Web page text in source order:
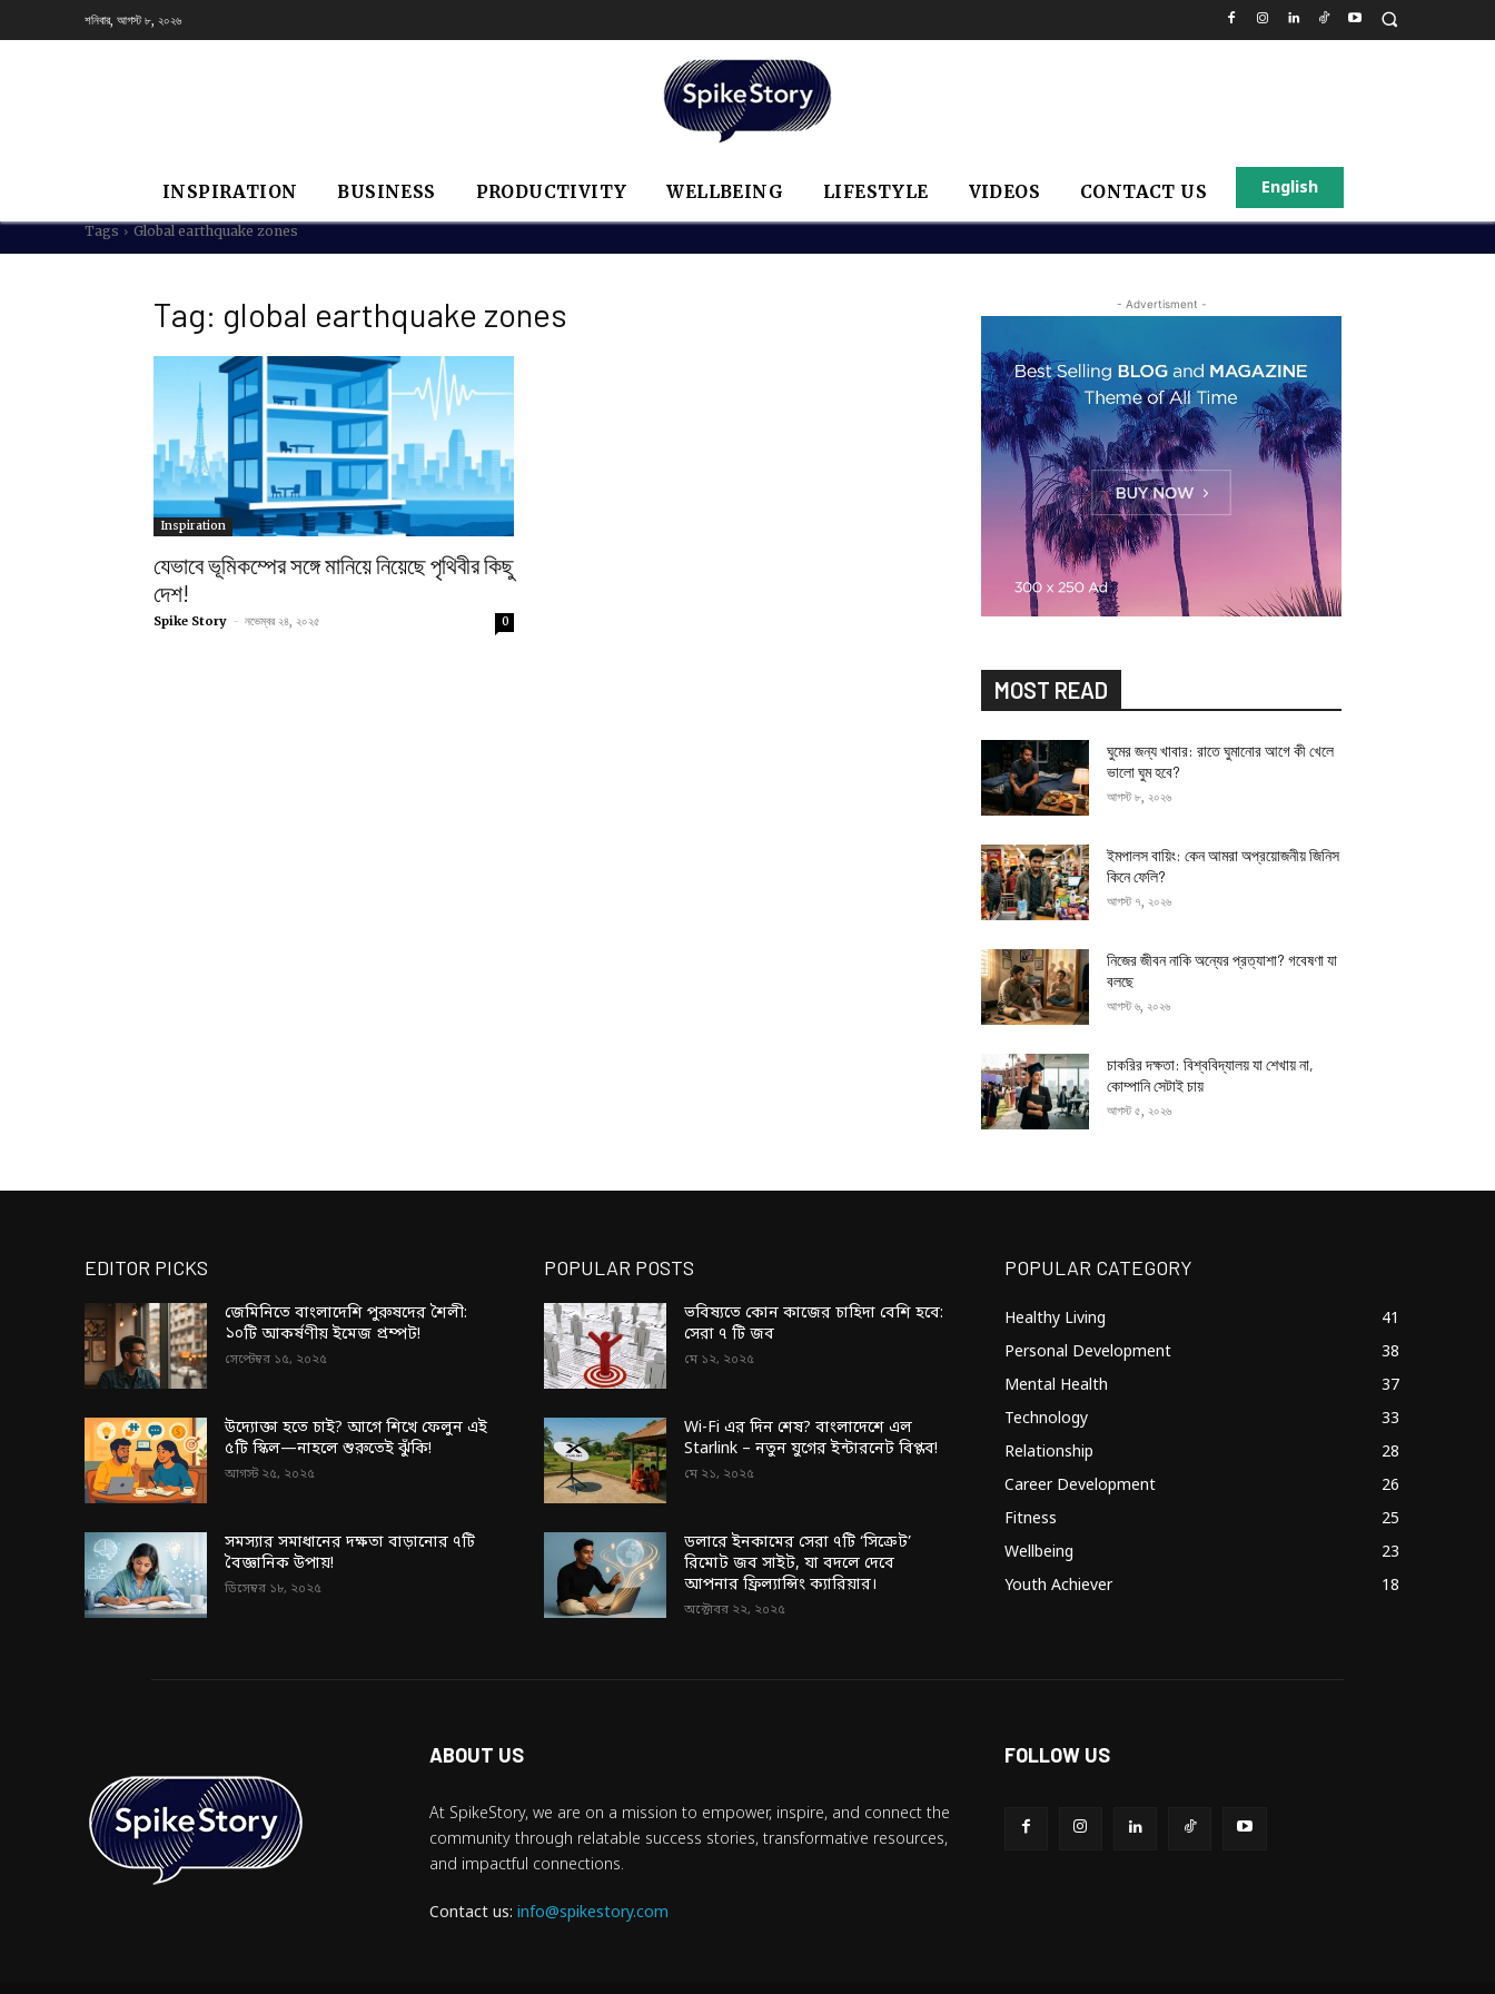
শনিবার, আগস্ট ৮, ২০২৬
INSPIRATION BUSINESS PRODUCTIVITY WELLBEING LIFESTYLE VIDEOS CONTACT US English
Tags Global earthquake zones
Tag: global earthquake zones
Inspiration
যেভাবে ভূমিকম্পের সঙ্গে মানিয়ে নিয়েছে পৃথিবীর কিছু
দেশ!
Spike Story - নভেম্বর ২৪, ২০২৫ 0
- Advertisment -
MOST READ
ঘুমের জন্য খাবার: রাতে ঘুমানোর আগে কী খেলে
ভালো ঘুম হবে?
আগস্ট ৮, ২০২৬
ইমপালস বায়িং: কেন আমরা অপ্রয়োজনীয় জিনিস
কিনে ফেলি?
আগস্ট ৭, ২০২৬
নিজের জীবন নাকি অন্যের প্রত্যাশা? গবেষণা যা
বলছে
আগস্ট ৬, ২০২৬
চাকরির দক্ষতা: বিশ্ববিদ্যালয় যা শেখায় না,
কোম্পানি সেটাই চায়
আগস্ট ৫, ২০২৬
EDITOR PICKS
জেমিনিতে বাংলাদেশি পুরুষদের শৈলী:
১০টি আকর্ষণীয় ইমেজ প্রম্পট!
সেপ্টেম্বর ১৫, ২০২৫
উদ্যোক্তা হতে চাই? আগে শিখে ফেলুন এই
৫টি স্কিল—নাহলে শুরুতেই ঝুঁকি!
আগস্ট ২৫, ২০২৫
সমস্যার সমাধানের দক্ষতা বাড়ানোর ৭টি
বৈজ্ঞানিক উপায়!
ডিসেম্বর ১৮, ২০২৫
POPULAR POSTS
ভবিষ্যতে কোন কাজের চাহিদা বেশি হবে:
সেরা ৭ টি জব
মে ১২, ২০২৫
Wi-Fi এর দিন শেষ? বাংলাদেশে এল
Starlink – নতুন যুগের ইন্টারনেট বিপ্লব!
মে ২১, ২০২৫
ডলারে ইনকামের সেরা ৭টি ‘সিক্রেট’
রিমোট জব সাইট, যা বদলে দেবে
আপনার ফ্রিল্যান্সিং ক্যারিয়ার।
অক্টোবর ২২, ২০২৫
POPULAR CATEGORY
Healthy Living
41
Personal Development
38
Mental Health
37
Technology
33
Relationship
28
Career Development
26
Fitness
25
Wellbeing
23
Youth Achiever
18
ABOUT US
At SpikeStory, we are on a mission to empower, inspire, and connect the
community through relatable success stories, transformative resources,
and impactful connections.
Contact us: info@spikestory.com
FOLLOW US